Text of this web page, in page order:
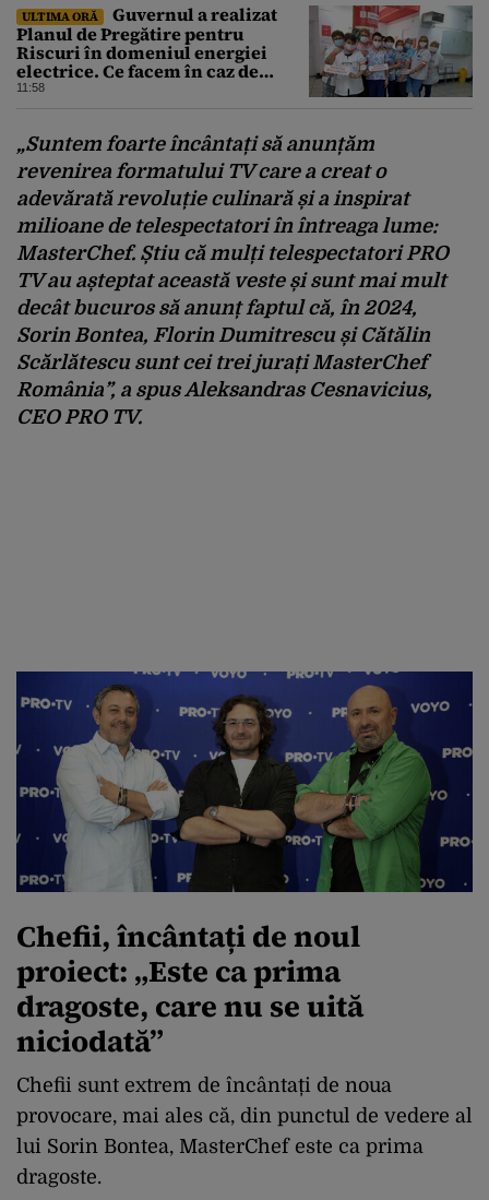
ULTIMA ORĂ
Guvernul a realizat
Planul de Pregătire pentru
Riscuri în domeniul energiei
electrice. Ce facem în caz de
pandemie, cutremur şi chiar
11:58
„Suntem foarte încântați să anunțăm
revenirea formatului TV care a creat o
adevărată revoluție culinară și a inspirat
milioane de telespectatori în întreaga lume:
MasterChef. Știu că mulți telespectatori PRO
TV au așteptat această veste și sunt mai mult
decât bucuros să anunț faptul că, în 2024,
Sorin Bontea, Florin Dumitrescu și Cătălin
Scărlătescu sunt cei trei jurați MasterChef
România”, a spus Aleksandras Cesnavicius,
CEO PRO TV.
Chefii, încântați de noul
proiect: „Este ca prima
dragoste, care nu se uită
niciodată”
Chefii sunt extrem de încântați de noua
provocare, mai ales că, din punctul de vedere al
lui Sorin Bontea, MasterChef este ca prima
dragoste.